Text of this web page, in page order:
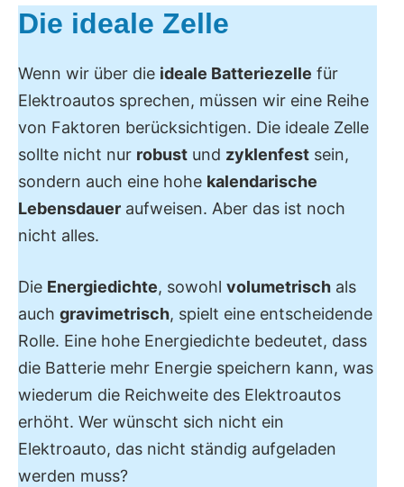
Die ideale Zelle
Wenn wir über die ideale Batteriezelle für
Elektroautos sprechen, müssen wir eine Reihe
von Faktoren berücksichtigen. Die ideale Zelle
sollte nicht nur robust und zyklenfest sein,
sondern auch eine hohe kalendarische
Lebensdauer aufweisen. Aber das ist noch
nicht alles.
Die Energiedichte, sowohl volumetrisch als
auch gravimetrisch, spielt eine entscheidende
Rolle. Eine hohe Energiedichte bedeutet, dass
die Batterie mehr Energie speichern kann, was
wiederum die Reichweite des Elektroautos
erhöht. Wer wünscht sich nicht ein
Elektroauto, das nicht ständig aufgeladen
werden muss?